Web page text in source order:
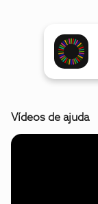
Vídeos de ajuda